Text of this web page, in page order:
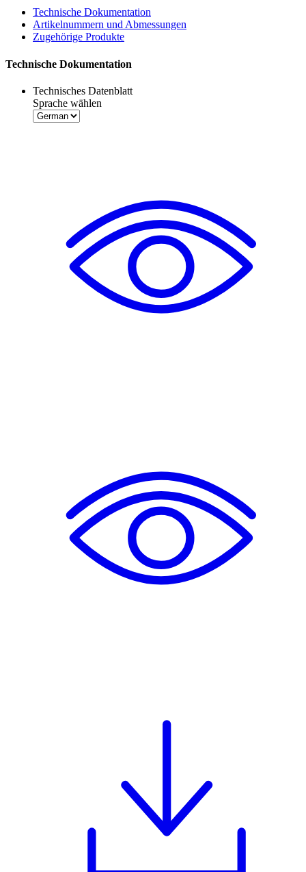
Technische Dokumentation
Artikelnummern und Abmessungen
Zugehörige Produkte
Technische Dokumentation
Technisches Datenblatt
Sprache wählen